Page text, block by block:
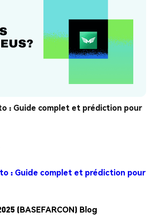
: Guide complet et prédiction pour
: Guide complet et prédiction pour
(BASEFARCON) Blog